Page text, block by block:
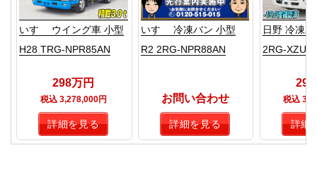
いすゞ ウイング車 小型
H28 TRG-NPR85AN
298万円
税込 3,278,000円
詳細を見る
いすゞ 冷凍バン 小型
R2 2RG-NPR88AN
お問い合わせ
詳細を見る
日野 冷凍
2RG-
298
税込
詳細